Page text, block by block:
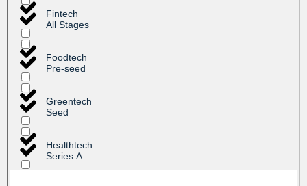
Fintech
Foodtech
Greentech
Healthtech
All Stages
Pre-seed
Seed
Series A